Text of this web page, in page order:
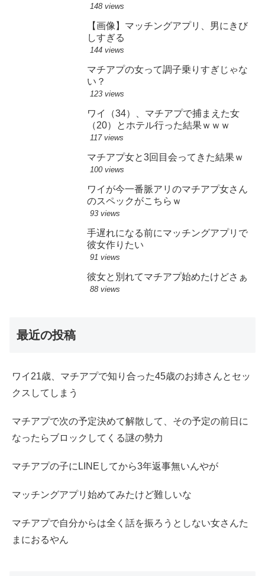
148 views
【画像】マッチングアプリ、男にきび
しすぎる
144 views
マチアプの女って調子乗りすぎじゃな
い？
123 views
ワイ（34）、マチアプで捕まえた女
（20）とホテル行った結果ｗｗｗ
117 views
マチアプ女と3回目会ってきた結果ｗ
100 views
ワイが今一番脈アリのマチアプ女さん
のスペックがこちらｗ
93 views
手遅れになる前にマッチングアプリで
彼女作りたい
91 views
彼女と別れてマチアプ始めたけどさぁ
88 views
最近の投稿
ワイ21歳、マチアプで知り合った45歳のお姉さんとセッ
クスしてしまう
マチアプで次の予定決めて解散して、その予定の前日に
なったらブロックしてくる謎の勢力
マチアプの子にLINEしてから3年返事無いんやが
マッチングアプリ始めてみたけど難しいな
マチアプで自分からは全く話を振ろうとしない女さんた
まにおるやん